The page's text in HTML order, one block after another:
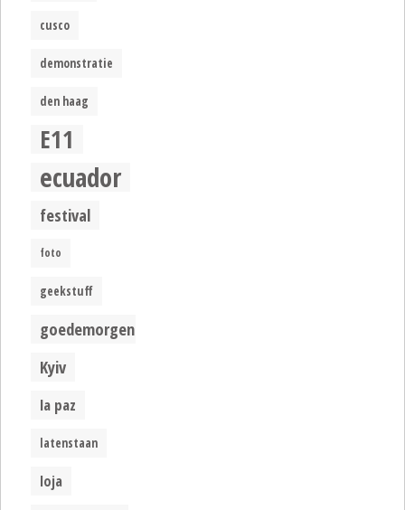
cusco
demonstratie
den haag
E11
ecuador
festival
foto
geekstuff
goedemorgen
Kyiv
la paz
latenstaan
loja